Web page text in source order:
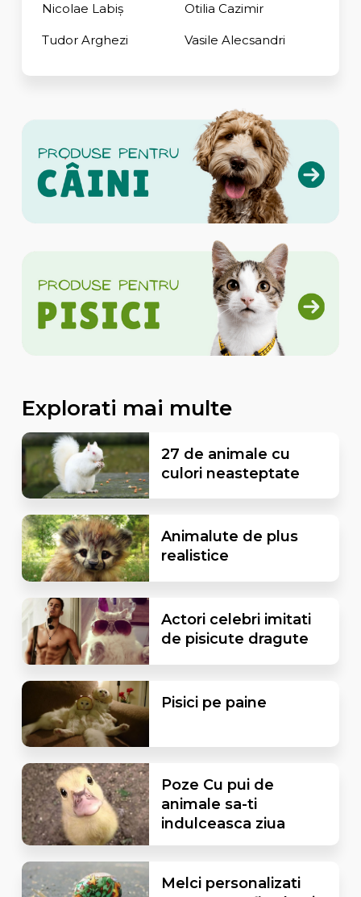
Nicolae Labiș Otilia Cazimir
Tudor Arghezi Vasile Alecsandri
Explorati mai multe
27 de animale cu
culori neasteptate
Animalute de plus
realistice
Actori celebri imitati
de pisicute dragute
Pisici pe paine
Poze Cu pui de
animale sa-ti
indulceasca ziua
Melci personalizati